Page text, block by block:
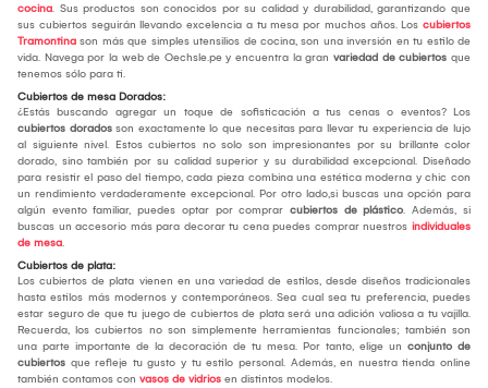
cocina. Sus productos son conocidos por su calidad y durabilidad, garantizando que
sus cubiertos seguirán llevando excelencia a tu mesa por muchos años. Los cubiertos
Tramontina son más que simples utensilios de cocina, son una inversión en tu estilo de
vida. Navega por la web de Oechsle.pe y encuentra la gran variedad de cubiertos que
tenemos sólo para ti.
Cubiertos de mesa Dorados:
¿Estás buscando agregar un toque de sofisticación a tus cenas o eventos? Los
cubiertos dorados son exactamente lo que necesitas para llevar tu experiencia de lujo
al siguiente nivel. Estos cubiertos no solo son impresionantes por su brillante color
dorado, sino también por su calidad superior y su durabilidad excepcional. Diseñado
para resistir el paso del tiempo, cada pieza combina una estética moderna y chic con
un rendimiento verdaderamente excepcional. Por otro lado,si buscas una opción para
algún evento familiar, puedes optar por comprar cubiertos de plástico. Además, si
buscas un accesorio más para decorar tu cena puedes comprar nuestros individuales
de mesa.
Cubiertos de plata:
Los cubiertos de plata vienen en una variedad de estilos, desde diseños tradicionales
hasta estilos más modernos y contemporáneos. Sea cual sea tu preferencia, puedes
estar seguro de que tu juego de cubiertos de plata será una adición valiosa a tu vajilla.
Recuerda, los cubiertos no son simplemente herramientas funcionales; también son
una parte importante de la decoración de tu mesa. Por tanto, elige un conjunto de
cubiertos que refleje tu gusto y tu estilo personal. Además, en nuestra tienda online
también contamos con vasos de vidrios en distintos modelos.